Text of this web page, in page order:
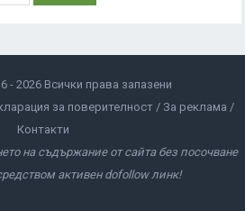
2026 Всички права запазени
за поверителност
За реклама
Контакти
на съдържание от сайта без посочване
активен dofollow линк!